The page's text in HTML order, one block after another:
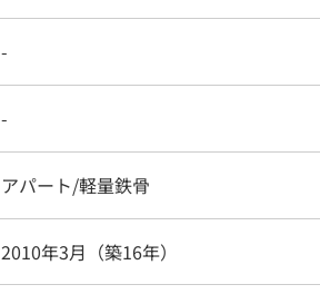
-
-
アパート/軽量鉄骨
2010年3月（築16年）